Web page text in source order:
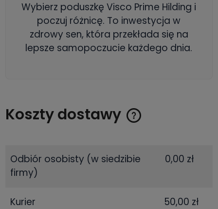
Wybierz poduszkę Visco Prime Hilding i
poczuj różnicę. To inwestycja w
zdrowy sen, która przekłada się na
lepsze samopoczucie każdego dnia.
Koszty dostawy
Cena nie zawiera ewentualnych kosztów płatności
Odbiór osobisty(w siedzibie
firmy)
0,00 zł
Kurier 50,00 zł